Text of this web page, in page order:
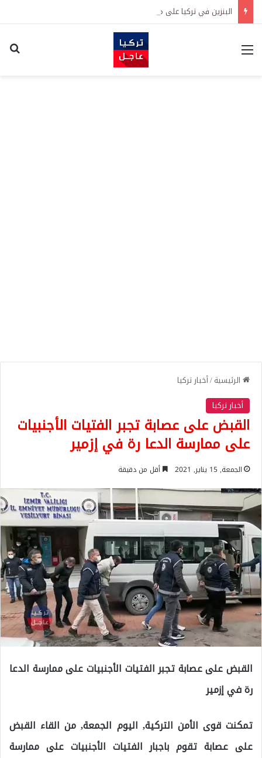
البنزين في تركيا على موعد مع زيادة جديدة.. كم سترتفع الأسعار؟
القائمة
الرئيسية/أخبار تركيا
أخبار تركيا
القبض على عصابة تجبر الفتيات الأجنبيات
على ممارسة الدعا رة في إزمير
الجمعة, 15 يناير, 2021 أقل من دقيقة
القبض على عصابة تجبر الفتيات الأجنبيات على ممارسة الدعا
رة في إزمير
تمكنت قوى الأمن التركية, اليوم الجمعة, من القاء القبض
على عصابة تقوم باجبار الفتيات الأجنبيات على ممارسة